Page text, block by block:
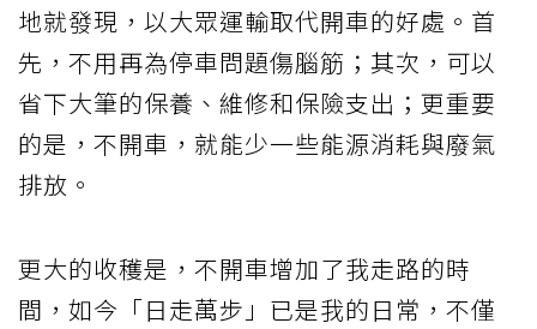
地就發現，以大眾運輸取代開車的好處。首
先，不用再為停車問題傷腦筋；其次，可以
省下大筆的保養、維修和保險支出；更重要
的是，不開車，就能少一些能源消耗與廢氣
排放。
更大的收穫是，不開車增加了我走路的時
間，如今「日走萬步」已是我的日常，不僅